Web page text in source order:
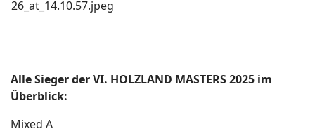
Alle Sieger der VI. HOLZLAND MASTERS 2025 im
Überblick:
Mixed A